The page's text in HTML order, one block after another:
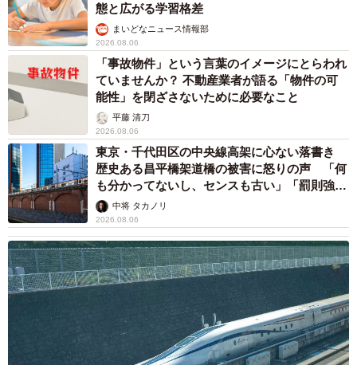
態と広がる学習格差
まいどなニュース情報部
2026.08.06
「事故物件」という言葉のイメージにとらわれ
ていませんか？ 不動産業者が語る「物件の可
能性」を閉ざさないために必要なこと
平藤 清刀
2026.08.06
東京・千代田区の中央線高架に心ない落書き
歴史ある昌平橋架道橋の被害に怒りの声 「何
も分かってないし、センスも古い」「罰則強化
して」中将 タカノリ
2026.08.06